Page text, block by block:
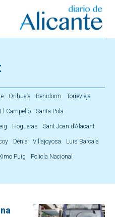
Orihuela Benidorm Torrevieja
El Campello Santa Pola
Hogueras Sant Joan d’Alacant
Dénia Villajoyosa Luis Barcala
Puig Policía Nacional